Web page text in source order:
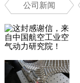
公司新闻